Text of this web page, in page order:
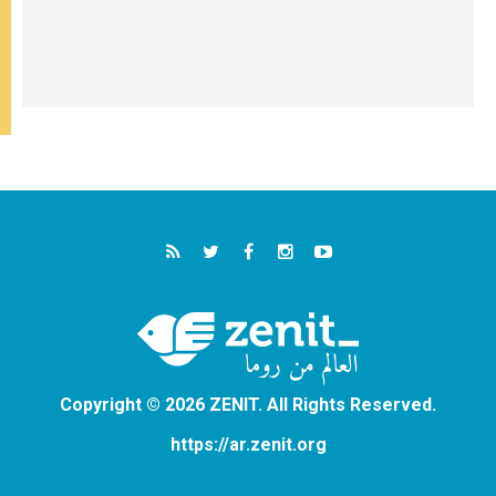
Copyright © 2026 ZENIT. All Rights Reserved.
https://ar.zenit.org